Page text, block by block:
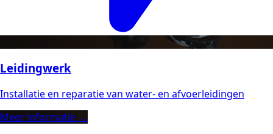
Leidingwerk
Installatie en reparatie van water- en afvoerleidingen
Meer informatie →